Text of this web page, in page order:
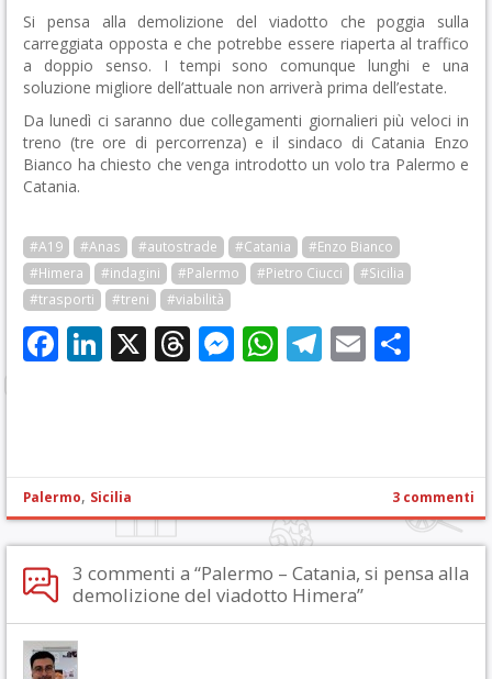
Si pensa alla demolizione del viadotto che poggia sulla
carreggiata opposta e che potrebbe essere riaperta al traffico
a doppio senso. I tempi sono comunque lunghi e una
soluzione migliore dell’attuale non arriverà prima dell’estate.
Da lunedì ci saranno due collegamenti giornalieri più veloci in
treno (tre ore di percorrenza) e il sindaco di Catania Enzo
Bianco ha chiesto che venga introdotto un volo tra Palermo e
Catania.
#A19 #Anas #autostrade #Catania
#Enzo Bianco
#Himera
#indagini #Palermo #Pietro Ciucci
#Sicilia
#trasporti
#treni #viabilità
Facebook
LinkedIn
X Threads
Messenger
WhatsApp
Telegram
Email
Palermo, Sicilia 3 commenti
3 commenti a “Palermo – Catania, si pensa alla
demolizione del viadotto Himera”